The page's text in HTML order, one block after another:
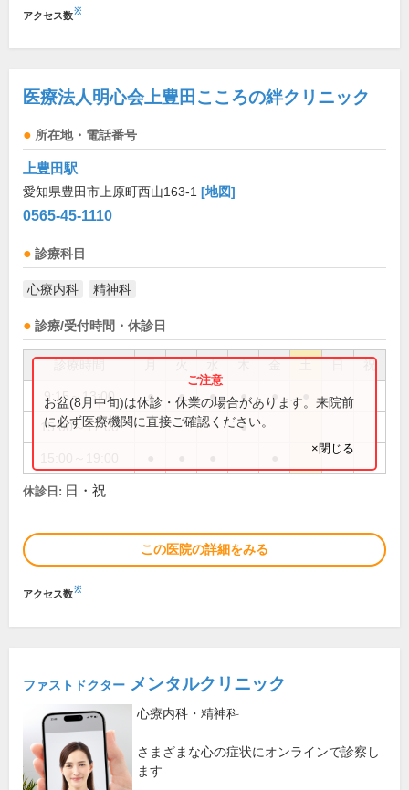
アクセス数※
医療法人明心会上豊田こころの絆クリニック
所在地・電話番号
上豊田駅
愛知県豊田市上原町西山163-1 [地図]
0565-45-1110
診療科目
心療内科 精神科
診療/受付時間・休診日
祝
9:15～13:00 ● ● ● ● ●
15:00～17:00 ●
お盆(8月中旬)は休診・休業の場合があります。来院前
に必ず医療機関に直接ご確認ください。
×閉じる
休診日: 日・祝
この医院の詳細をみる
アクセス数※
ファストドクター メンタルクリニック
心療内科・精神科
さまざまな心の症状にオンラインで診察し
ます